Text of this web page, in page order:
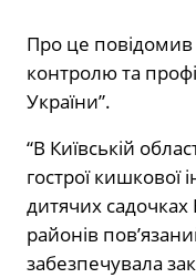
Про це повідомив
контролю та
України”.
“В Київській
гострої кишкової
дитячих садочках
районів
забезпечувала